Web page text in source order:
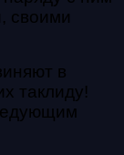
своими
в
таклиду!